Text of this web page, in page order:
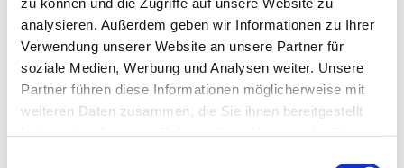
analysieren. Außerdem geben wir Informationen zu Ihrer
Verwendung unserer Website an unsere Partner für
soziale Medien, Werbung und Analysen weiter. Unsere
Partner führen diese Informationen möglicherweise mit
weiteren Daten zusammen, die Sie ihnen bereitgestellt